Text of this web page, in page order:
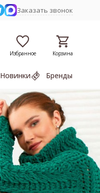
Заказать звонок
Избранное Корзина
Новинки Бренды